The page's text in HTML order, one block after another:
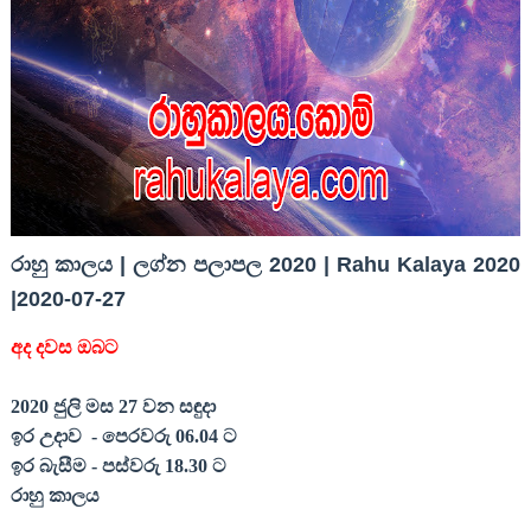
රාහු කාලය | ලග්න පලාපල 2020 | Rahu Kalaya 2020
|2020-07-27
අද දවස ඔබට
2020ජුලි මස 27වන සඳුදා
ඉර උදාව - පෙරවරු 06.04ට
ඉර බැසීම - පස්වරු 18.30ට
රාහු කාලය